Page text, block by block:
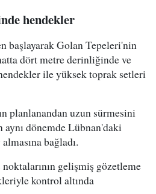
hendekler
başlayarak Golan Tepeleri'nin
dört metre derinliğinde ve
ile yüksek toprak setleri
planlanandan uzun sürmesini
dönemde Lübnan'daki
bağladı.
gelişmiş gözetleme
kontrol altında